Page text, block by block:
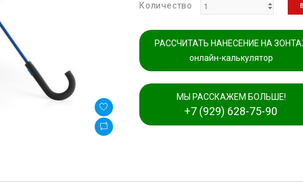
Количество
РАССЧИТАТЬ НАНЕСЕНИЕ НА
онлайн-калькулятор
МЫ РАССКАЖЕМ БОЛЬШЕ!
+7 (929) 628-75-90